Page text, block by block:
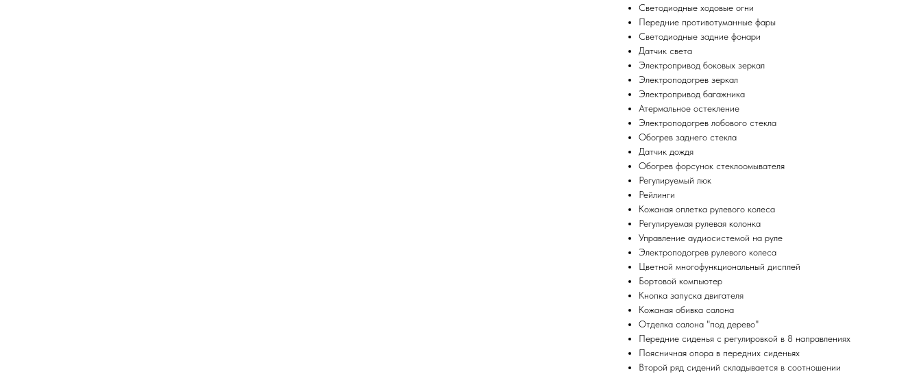
Светодиодные ходовые огни
Передние противотуманные фары
Cветодиодные задние фонари
Датчик света
Электропривод боковых зеркал
Электроподогрев зеркал
Электропривод багажника
Атермальное остекление
Электроподогрев лобового стекла
Обогрев заднего стекла
Датчик дождя
Обогрев форсунок стеклоомывателя
Регулируемый люк
Рейлинги
Кожаная оплетка рулевого колеса
Регулируемая рулевая колонка
Управление аудиосистемой на руле
Электроподогрев рулевого колеса
Цветной многофункциональный дисплей
Бортовой компьютер
Кнопка запуска двигателя
Кожаная обивка салона
Отделка салона "под дерево"
Передние сиденья с регулировкой в 8 направлениях
Поясничная опора в передних сиденьях
Второй ряд сидений складывается в соотношении